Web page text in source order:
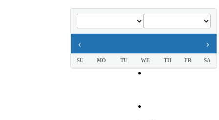
‹ ›
SU MO TU WE TH FR SA